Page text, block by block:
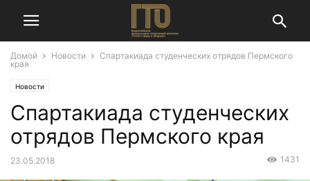
Домой Новости
Спартакиада студенческих отрядов Пермского
края
Новости
Спартакиада студенческих
отрядов Пермского края
23.05.2018 1431